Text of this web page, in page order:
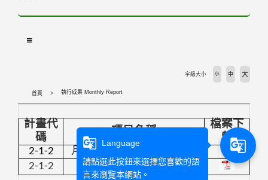
首頁 執行成果 Monthly Report
字級大小 小 中 大
計畫代
碼
項目名稱
檔案下
載
2-1-2
月桂工作坊及文藻月桂營
2-1-2
天主教聖吳甦樂會來華百年國際教育論壇影像紀錄
g_translate
Language
請點選此按鈕來選擇您喜歡的語
言來瀏覽本網站。
g_translate